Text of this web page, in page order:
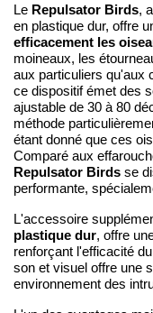
Le Repulsator Birds,
en plastique dur, offre
efficacement les
moineaux, les
aux particuliers qu'aux
ce dispositif émet des
ajustable de 30 à 80
méthode
étant donné que ces
Comparé aux
Repulsator Birds se
performante,
L'accessoire
plastique dur, offre
renforçant l'efficacité du
son et visuel offre une
environnement des